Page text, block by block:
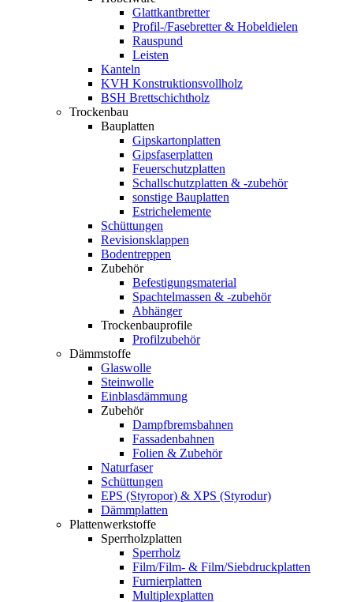
Glattkantbretter
Profil-/Fasebretter & Hobeldielen
Rauspund
Leisten
Kanteln
KVH Konstruktionsvollholz
BSH Brettschichtholz
Trockenbau
Bauplatten
Gipskartonplatten
Gipsfaserplatten
Feuerschutzplatten
Schallschutzplatten & -zubehör
sonstige Bauplatten
Estrichelemente
Schüttungen
Revisionsklappen
Bodentreppen
Zubehör
Befestigungsmaterial
Spachtelmassen & -zubehör
Abhänger
Trockenbauprofile
Profilzubehör
Dämmstoffe
Glaswolle
Steinwolle
Einblasdämmung
Zubehör
Dampfbremsbahnen
Fassadenbahnen
Folien & Zubehör
Naturfaser
Schüttungen
EPS (Styropor) & XPS (Styrodur)
Dämmplatten
Plattenwerkstoffe
Sperrholzplatten
Sperrholz
Film/Film- & Film/Siebdruckplatten
Furnierplatten
Multiplexplatten